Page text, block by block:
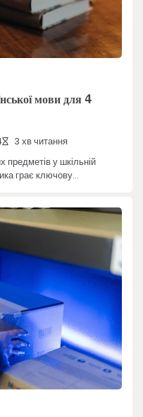
мови для 4
3 хв читання
предметів у шкільній
грає ключову…